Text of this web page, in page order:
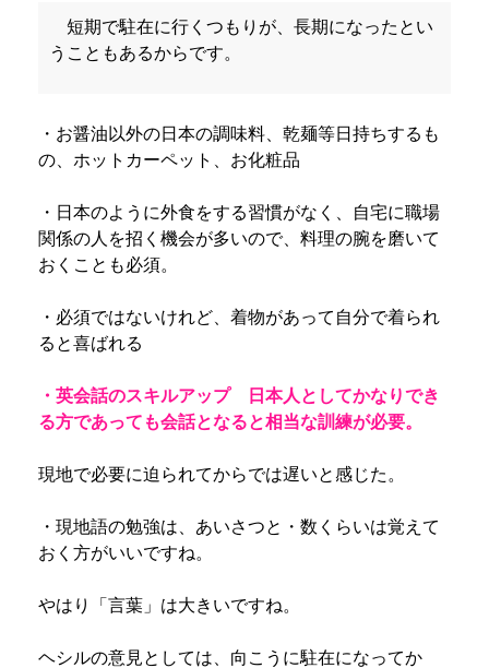
短期で駐在に行くつもりが、長期になったとい
うこともあるからです。
・お醤油以外の日本の調味料、乾麺等日持ちするも
の、ホットカーペット、お化粧品
・日本のように外食をする習慣がなく、自宅に職場
関係の人を招く機会が多いので、料理の腕を磨いて
おくことも必須。
・必須ではないけれど、着物があって自分で着られ
ると喜ばれる
・英会話のスキルアップ 日本人としてかなりでき
る方であっても会話となると相当な訓練が必要。
現地で必要に迫られてからでは遅いと感じた。
・現地語の勉強は、あいさつと・数くらいは覚えて
おく方がいいですね。
やはり「言葉」は大きいですね。
ヘシルの意見としては、向こうに駐在になってか